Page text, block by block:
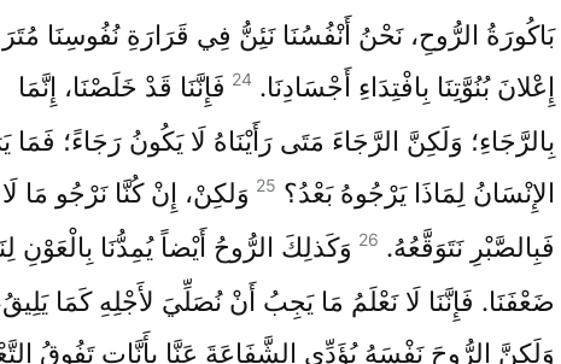
بَاكُورَةُ الرُّوحِ، نَحْنُ أَنْفُسُنَا نَئِنُّ فِي قَرَارَةِ نُفُوسِنَا
إِعْلانَ بُنُوَّتِنَا بِافْتِدَاءِ أَجْسَادِنَا. 24 فَإِنَّنَا قَدْ خَلَصْنَا، إِنَّمَا
بِالرَّجَاءِ؛ وَلَكِنَّ الرَّجَاءَ مَتَى رَأَيْنَاهُ لَا يَكُونُ رَجَاءً؛ فَمَا
الإِنْسَانُ لِمَاذَا يَرْجُوهُ بَعْدُ؟ 25 وَلكِنْ، إِنْ كُنَّا نَرْجُو مَا لَا
فَبِالصَّبْرِ نَتَوَقَّعُهُ. 26 وَكَذلِكَ الرُّوحُ أَيْضاً يُمِدُّنَا بِالْعَوْنِ
ضَعْفَنَا. فَإِنَّنَا لَا نَعْلَمُ مَا يَجِبُ أَنْ نُصَلِّيَ لأَجْلِهِ كَمَا
وَلَكِنَّ الرُّوحَ نَفْسَهُ يُؤَدِّي الشَّفَاعَةَ عَنَّا بِأَنَّاتٍ تَفُوقُ